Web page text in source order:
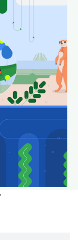
रखने के लिए,
पर सेट करें.
Android Studio के वॉलपेपर डाउनलोड करना